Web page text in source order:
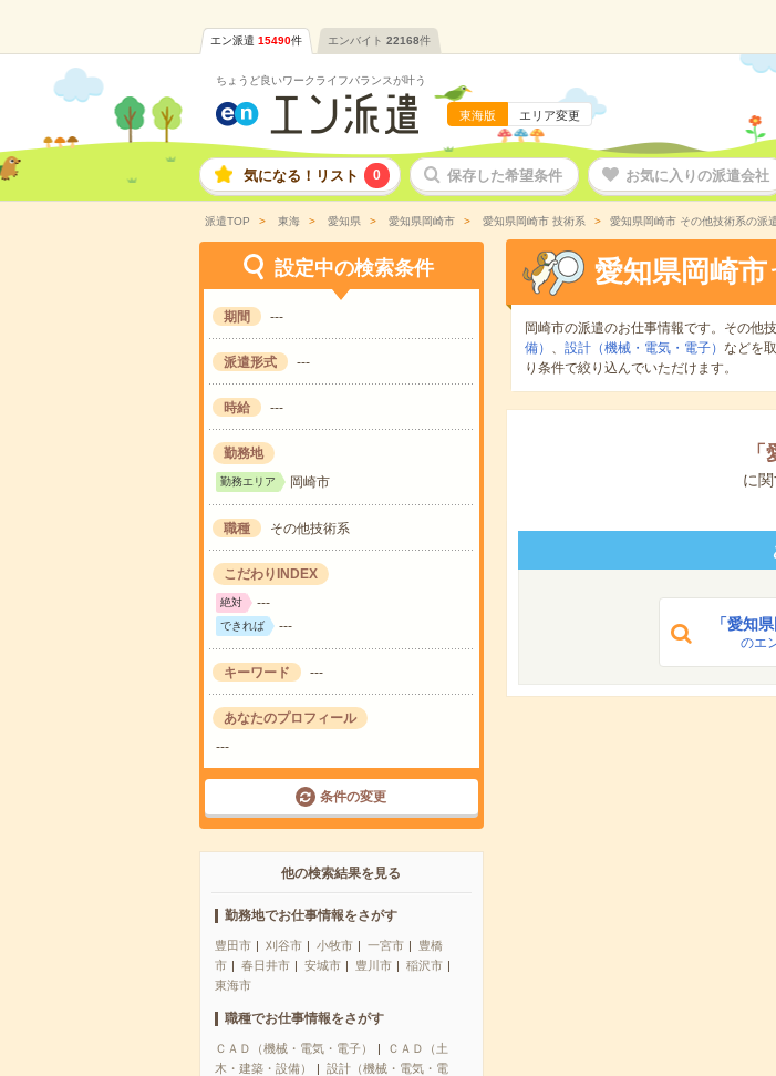
エン派遣 15490件 エンバイト 22168件
ちょうど良いワークライフバランスが叶う
東海版 エリア変更
気になる！リスト 0 保存した希望条件 お気に入りの派遣会社
派遣TOP 東海 愛知県 愛知県岡崎市 愛知県岡崎市 技術系 愛知県岡崎市 その他技術系の派
設定中の検索条件
期間 ---
派遣形式 ---
時給 ---
勤務地
勤務エリア 岡崎市
職種 その他技術系
こだわりINDEX
絶対 ---
できれば ---
キーワード ---
あなたのプロフィール
---
条件の変更
他の検索結果を見る
勤務地でお仕事情報をさがす
豊田市 刈谷市 小牧市 一宮市
豊橋
市
春日井市 安城市 豊川市
稲沢市
東海市
職種でお仕事情報をさがす
ＣＡＤ（機械・電気・電子）
ＣＡＤ（土
木・建築・設備）
設計（機械・電気・電
愛知県岡崎市
岡崎市の派遣のお仕事情報です。その他
備） 、 設計（機械・電気・電子） などを
り条件で絞り込んでいただけます。
「
に
「愛知
のエ